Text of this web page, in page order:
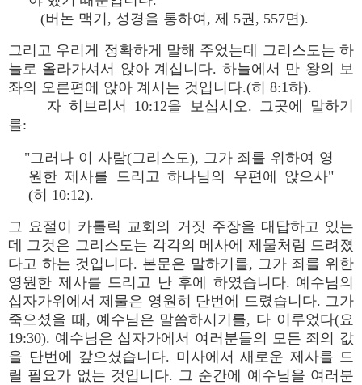
(버논 맥기, 성경을 통하여, 제 5권, 557면).
그리고 우리게 정확하게 말해 주었는데 그리스도는 하
늘로 올라가셔서 앉아 계십니다. 하늘에서 만 왕의 보
좌의 오른편에 앉아 계시는 것입니다.(히 8:1하).
자 히브리서 10:12을 보십시오. 그곳에 말하기
를:
"그러나 이 사람(그리스도), 그가 죄를 위하여 영
원한 제사를 드리고 하나님의 우편에 앉으사"
(히 10:12).
그 요절이 카톨릭 교회의 거짓 주장을 대답하고 있는
데 그것은 그리스도는 각각의 메사에 제물처럼 드려졌
다고 하는 것입니다. 본문은 말하기를, 그가 죄를 위한
영원한 제사를 드리고 난 후에 하였습니다. 예수님의
십자가위에서 제물은 영원히 단번에 드렸습니다. 그가
죽으셨을 때, 예수님은 말씀하시기를, 다 이루었다(요
19:30). 예수님은 십자가에서 여러분들의 모든 죄의 값
을 단번에 갚으셨습니다. 미사에서 새로운 제사를 드
릴 필요가 없는 것입니다. 그 순간에 예수님을 여러분